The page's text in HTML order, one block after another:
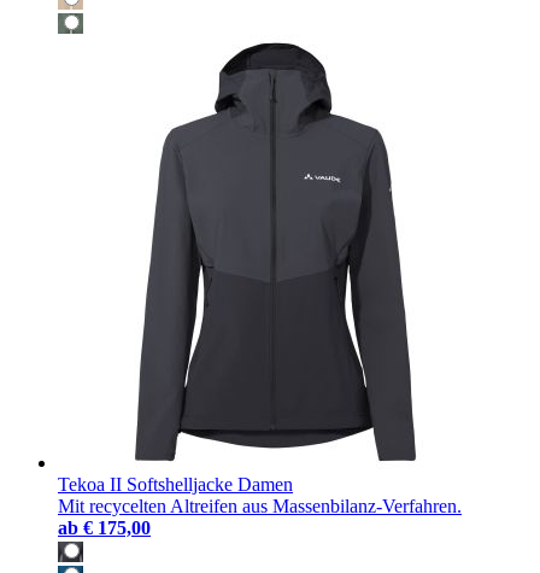
Tekoa II Softshelljacke Damen
Mit recycelten Altreifen aus Massenbilanz-Verfahren.
ab € 175,00